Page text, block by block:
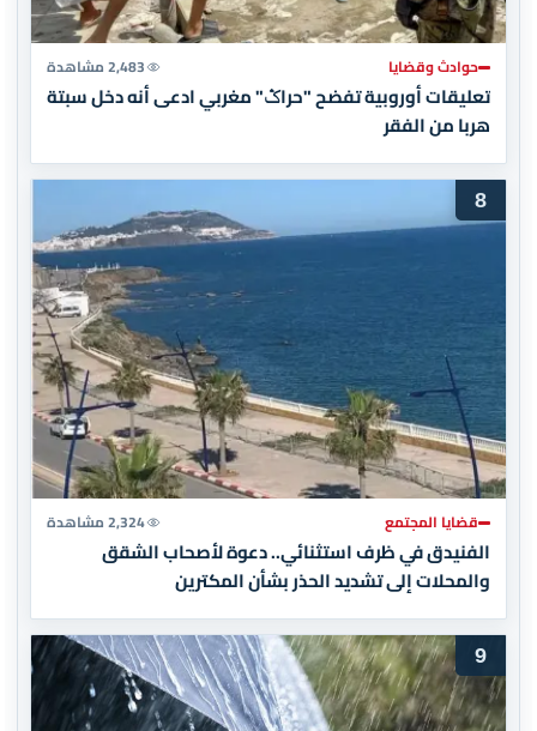
حوادث وقضايا 2,483 مشاهدة
تعليقات أوروبية تفضح "حراݣ" مغربي ادعى أنه دخل سبتة
هربا من الفقر
8
قضايا المجتمع 2,324 مشاهدة
الفنيدق في ظرف استثنائي.. دعوة لأصحاب الشقق
والمحلات إلى تشديد الحذر بشأن المكترين
9